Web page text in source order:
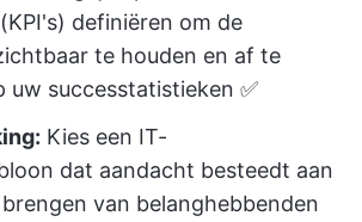
definiëren om de
te houden en af te
uw successtatistieken ✅️
Kies een IT-
dat aandacht besteedt aan
van belanghebbenden